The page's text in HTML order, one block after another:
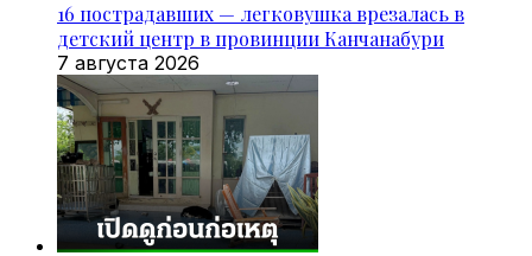
16 пострадавших — легковушка врезалась в
детский центр в провинции Канчанабури
7 августа 2026